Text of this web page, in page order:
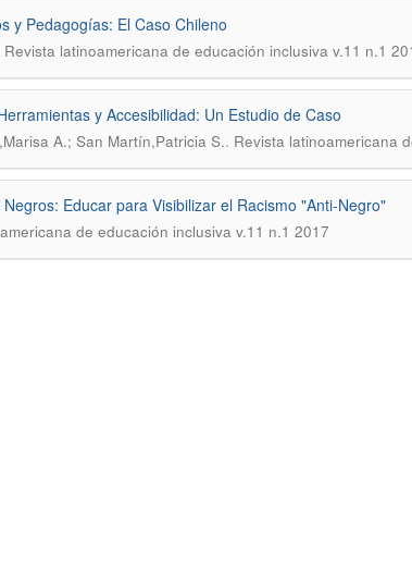
y Pedagogías: El Caso Chileno
Revista latinoamericana de educación inclusiva v.11 n.1
y Accesibilidad: Un Estudio de Caso
A.; San Martín,Patricia S.. Revista latinoamericana
Educar para Visibilizar el Racismo "Anti-Negro"
de educación inclusiva v.11 n.1 2017